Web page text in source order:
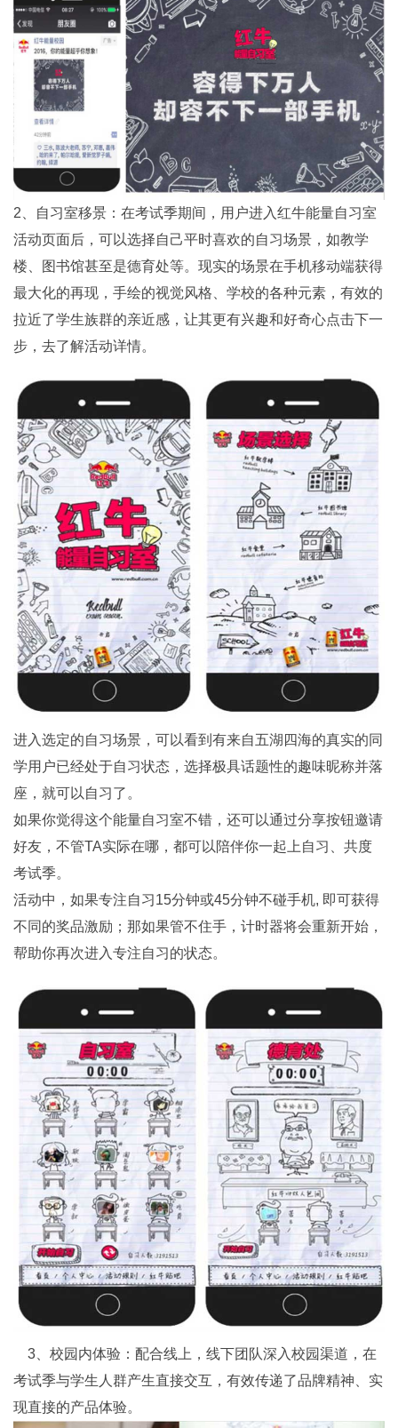
2、自习室移景：在考试季期间，用户进入红牛能量自习室
活动页面后，可以选择自己平时喜欢的自习场景，如教学
楼、图书馆甚至是德育处等。现实的场景在手机移动端获得
最大化的再现，手绘的视觉风格、学校的各种元素，有效的
拉近了学生族群的亲近感，让其更有兴趣和好奇心点击下一
步，去了解活动详情。
进入选定的自习场景，可以看到有来自五湖四海的真实的同
学用户已经处于自习状态，选择极具话题性的趣味昵称并落
座，就可以自习了。
如果你觉得这个能量自习室不错，还可以通过分享按钮邀请
好友，不管TA实际在哪，都可以陪伴你一起上自习、共度
考试季。
活动中，如果专注自习15分钟或45分钟不碰手机, 即可获得
不同的奖品激励；那如果管不住手，计时器将会重新开始，
帮助你再次进入专注自习的状态。
3、校园内体验：配合线上，线下团队深入校园渠道，在
考试季与学生人群产生直接交互，有效传递了品牌精神、实
现直接的产品体验。